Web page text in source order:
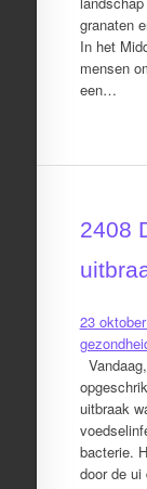
granaten
In het
mensen
een…
2408
23
uitbraak
bacterie.
door de